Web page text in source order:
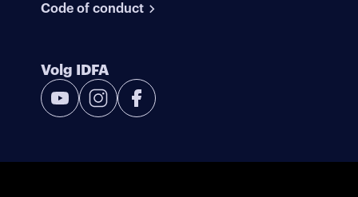
Code of conduct
Volg IDFA